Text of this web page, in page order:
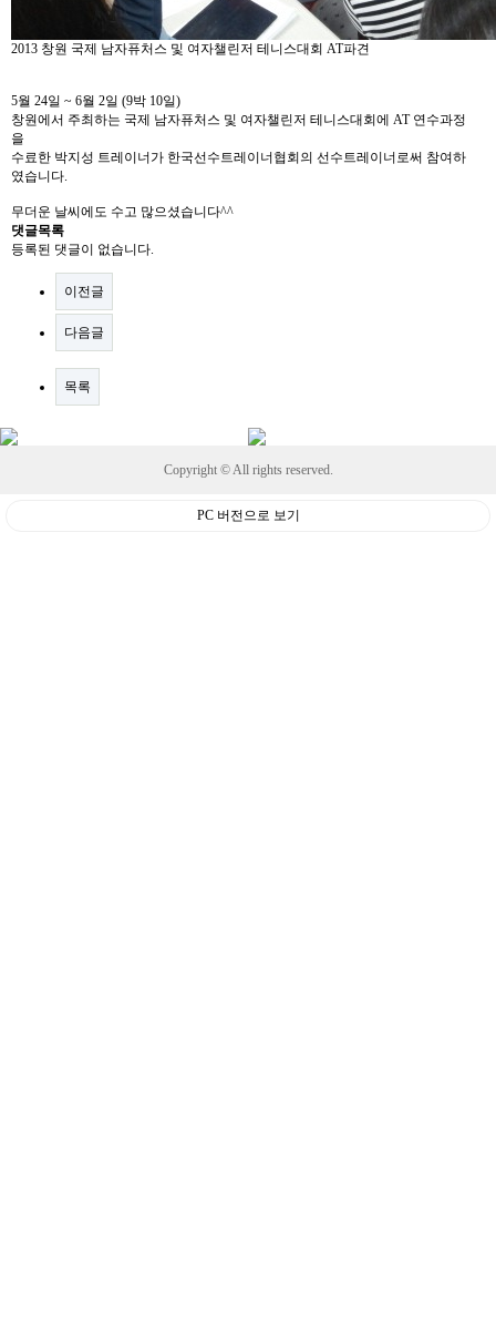
2013 창원 국제 남자퓨처스 및 여자챌린저 테니스대회 AT파견
5월 24일 ~ 6월 2일 (9박 10일)
창원에서 주최하는 국제 남자퓨처스 및 여자챌린저 테니스대회에 AT 연수과정
을
수료한 박지성 트레이너가 한국선수트레이너협회의 선수트레이너로써 참여하
였습니다.
무더운 날씨에도 수고 많으셨습니다^^
댓글목록
등록된 댓글이 없습니다.
이전글
다음글
목록
Copyright © All rights reserved.
PC 버전으로 보기